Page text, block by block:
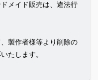
メイド販売は、違法行
製作者様等より削除の
たします。